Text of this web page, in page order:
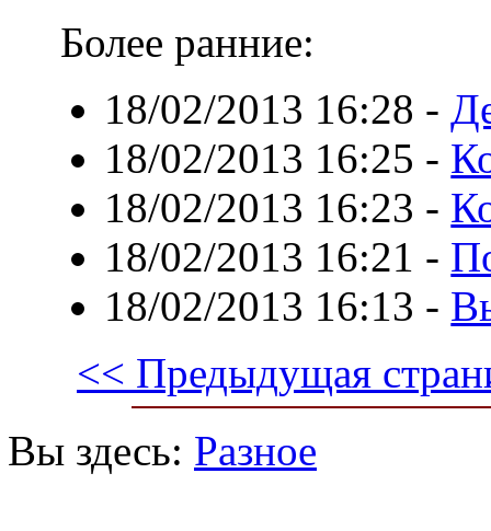
Более ранние:
18/02/2013 16:28 -
18/02/2013 16:25 -
18/02/2013 16:23 -
18/02/2013 16:21 -
18/02/2013 16:13 -
<< Предыдущая
Вы здесь: Разное